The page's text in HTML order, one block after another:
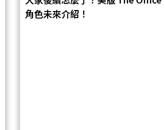
角色未來介紹！